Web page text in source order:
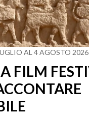
AL 4 AGOSTO
FILM